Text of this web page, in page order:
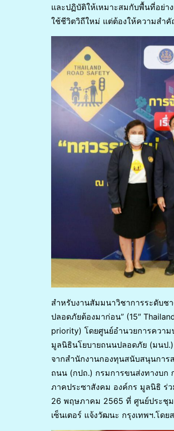
และปฏิบัติให้เหมาะสมกับพื้นที่อย่า
ใช้ชีวิตวิถีใหม่ แต่ต้องให้ความสำ
สำหรับงานสัมมนาวิชาการระดับช
ปลอดภัยต้องมาก่อน” (15″
priority) โดยศูนย์อำนวยการควา
มูลนิธินโยบายถนนปลอดภัย (มนป
จากสำนักงานกองทุนสนับสนุนการ
ถนน (กปถ.) กรมการขนส่งทางบก
ภาคประซาสังคม องค์กร มูลนิธิ ร่
26 พฤษภาคม 2565 ที่ ศูนย์ประชุม
เซ็นเตอร์ แจ้งวัฒนะ กรุงเทพฯ.โด